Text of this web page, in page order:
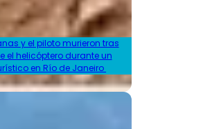
y el piloto murieron tras
el helicóptero durante un
en Río de Janeiro